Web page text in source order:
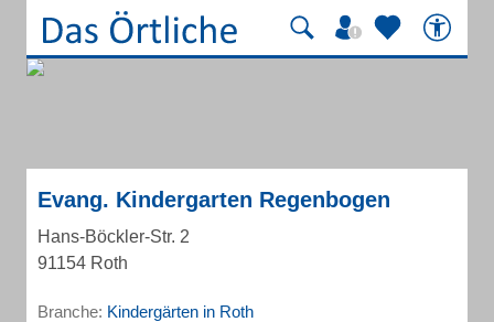
Evang. Kindergarten Regenbogen
Hans-Böckler-Str. 2
91154 Roth
Branche: Kindergärten in Roth